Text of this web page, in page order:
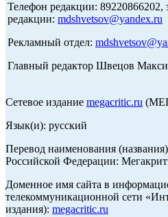
Телефон редакции: 89220866202,
редакции: mdshvetsov@yandex.ru
Рекламный отдел:
Главный редактор Швецов
Сетевое издание megacritic.ru
Язык(и): русский
Перевод наименования
Российской Федерации:
Доменное имя сайта в
телекоммуникационной сети
издания): megacritic.ru